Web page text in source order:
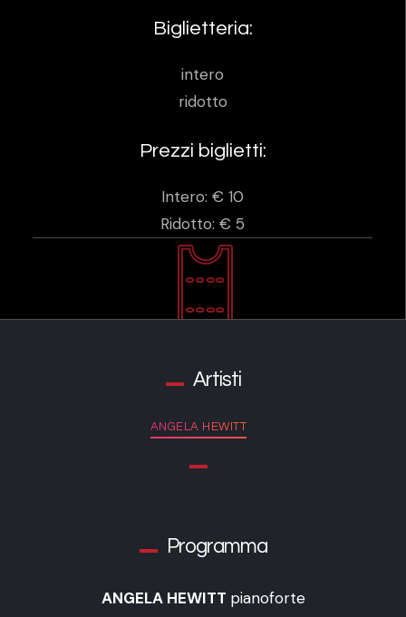
Biglietteria:
intero
ridotto
Prezzi biglietti:
Intero: € 10
Ridotto: € 5
Artisti
ANGELA HEWITT
Programma
ANGELA HEWITT pianoforte